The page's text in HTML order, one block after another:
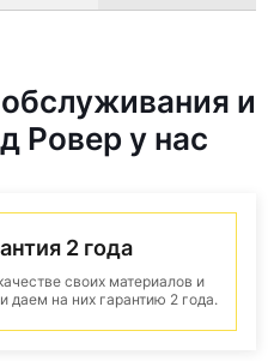
и
Ровер у нас
2 года
своих материалов и
даем на них гарантию 2 года.